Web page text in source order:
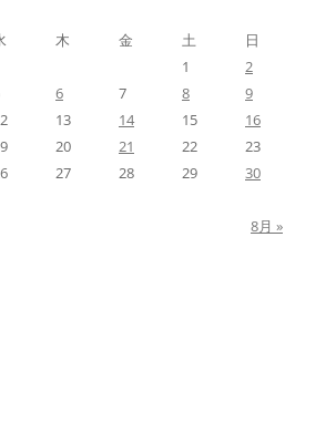
木 金 土
日
1
2
6 7 8
9
13 14 15
16
20 21 22
23
27 28 29
30
8月 »